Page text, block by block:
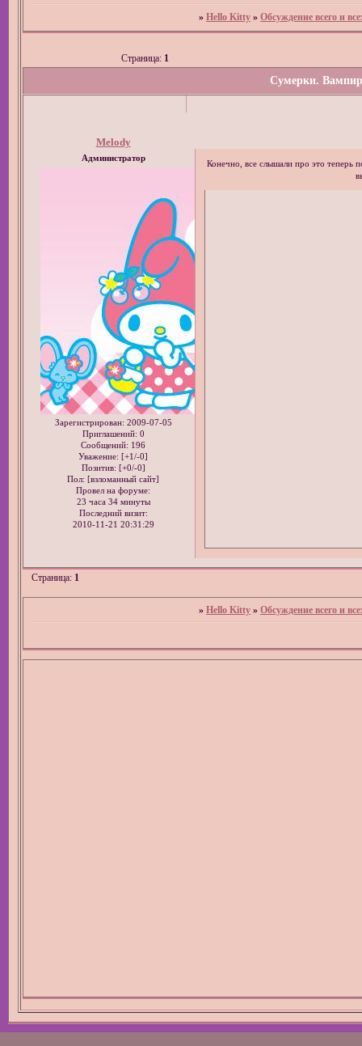
»Hello Kitty »Обсуждение всего и
Сумерки.
Страница: 1
Melody
Администратор
Зарегистрирован: 2009-07-05
Приглашений: 0
Сообщений: 196
Уважение: [+1/-0]
Позитив: [+0/-0]
Пол: [взломанный сайт]
Провел на форуме:
23 часа 34 минуты
Последний визит:
2010-11-21 20:31:29
Конечно, все слышали про это теперь
Страница: 1
»Hello Kitty »Обсуждение всего и